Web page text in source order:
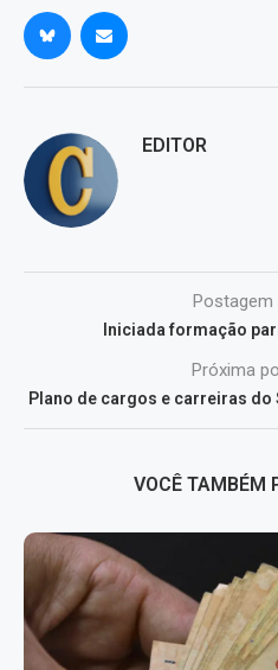
EDITOR
Iniciada formação
Próxima
Plano de cargos e carreiras
VOCÊ TAMBÉM